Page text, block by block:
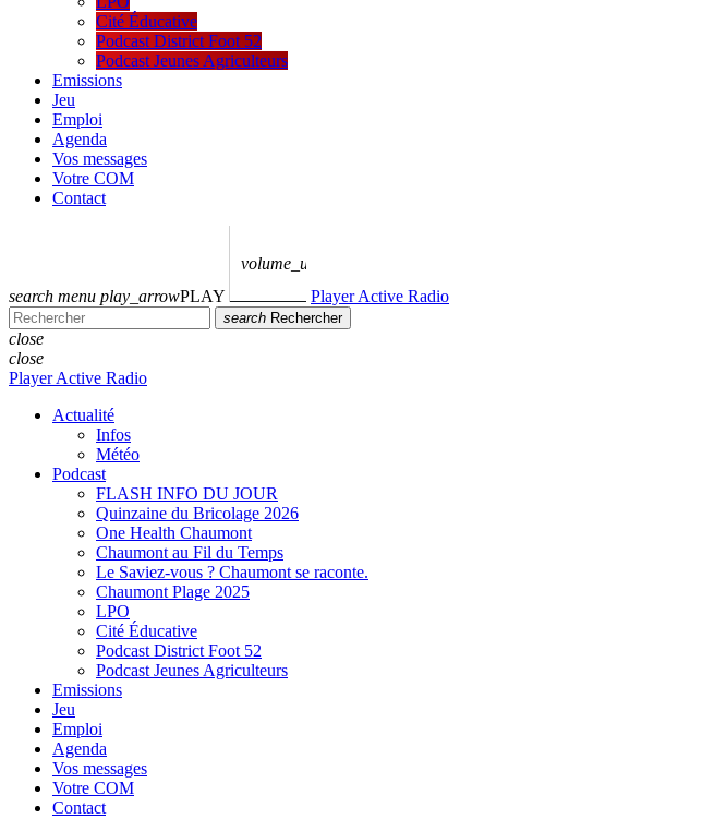
Cité Éducative
Podcast District Foot 52
Podcast Jeunes Agriculteurs
Emissions
Jeu
Emploi
Agenda
Vos messages
Votre COM
Contact
search menu play_arrowPLAY
volume_up
Player Active Radio
search Rechercher
close
close
Player Active Radio
Actualité
Infos
Météo
Podcast
FLASH INFO DU JOUR
Quinzaine du Bricolage 2026
One Health Chaumont
Chaumont au Fil du Temps
Le Saviez-vous ? Chaumont se raconte.
Chaumont Plage 2025
LPO
Cité Éducative
Podcast District Foot 52
Podcast Jeunes Agriculteurs
Emissions
Jeu
Emploi
Agenda
Vos messages
Votre COM
Contact